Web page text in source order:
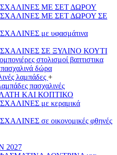
ΜΕ ΣΕΤ ΔΩΡΟΥ
ΜΕ ΣΕΤ ΔΩΡΟΥ ΣΕ
με υφασμάτινα
ΣΕ ΞΥΛΙΝΟ ΚΟΥΤΙ
στολισμοί βαπτιστικα
δώρα
λαμπάδες +
πασχαλινές
ΚΑΙ ΚΟΠΤΙΚΟ
με κεραμικά
σε οικονομικές φθηνές
2027